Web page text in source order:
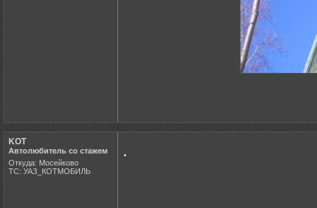
KOT
Автолюбитель со стажем
Откуда: Мосейково
ТС: УАЗ_КОТМОБИЛЬ
.